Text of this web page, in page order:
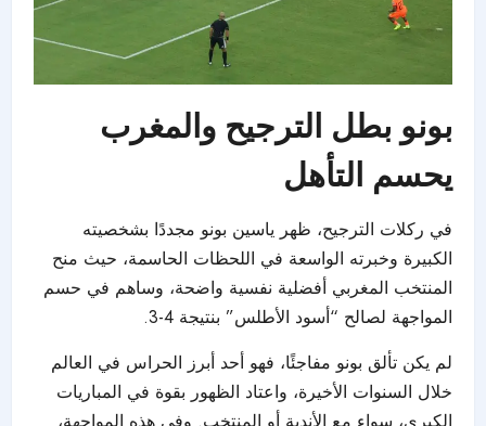
بونو بطل الترجيح والمغرب
يحسم التأهل
في ركلات الترجيح، ظهر ياسين بونو مجددًا بشخصيته
الكبيرة وخبرته الواسعة في اللحظات الحاسمة، حيث منح
المنتخب المغربي أفضلية نفسية واضحة، وساهم في حسم
المواجهة لصالح “أسود الأطلس” بنتيجة 4-3.
لم يكن تألق بونو مفاجئًا، فهو أحد أبرز الحراس في العالم
خلال السنوات الأخيرة، واعتاد الظهور بقوة في المباريات